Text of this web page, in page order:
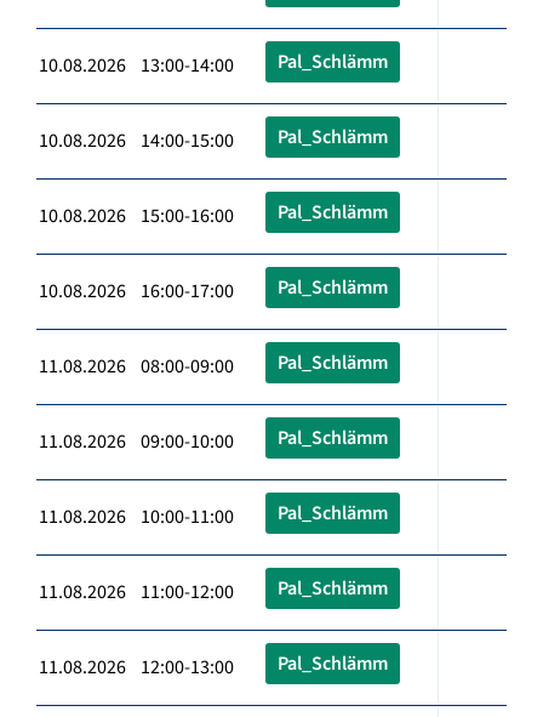
10.08.2026 13:00-14:00 Pal_Schlämm
10.08.2026 14:00-15:00 Pal_Schlämm
10.08.2026 15:00-16:00 Pal_Schlämm
10.08.2026 16:00-17:00 Pal_Schlämm
11.08.2026 08:00-09:00 Pal_Schlämm
11.08.2026 09:00-10:00 Pal_Schlämm
11.08.2026 10:00-11:00 Pal_Schlämm
11.08.2026 11:00-12:00 Pal_Schlämm
11.08.2026 12:00-13:00 Pal_Schlämm